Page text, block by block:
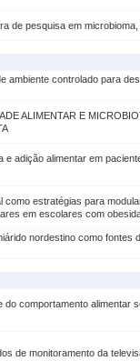
de pesquisa em
ambiente controlado para
ALIMENTAR E
e adição alimentar em
estratégias para
em escolares com
nordestino como fontes
comportamento alimentar
de monitoramento da